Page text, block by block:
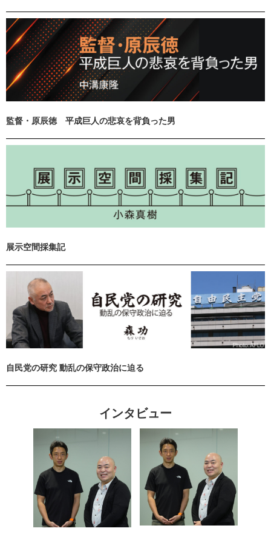
監督・原辰徳 平成巨人の悲哀を背負った男
展示空間採集記
自民党の研究 動乱の保守政治に迫る
インタビュー